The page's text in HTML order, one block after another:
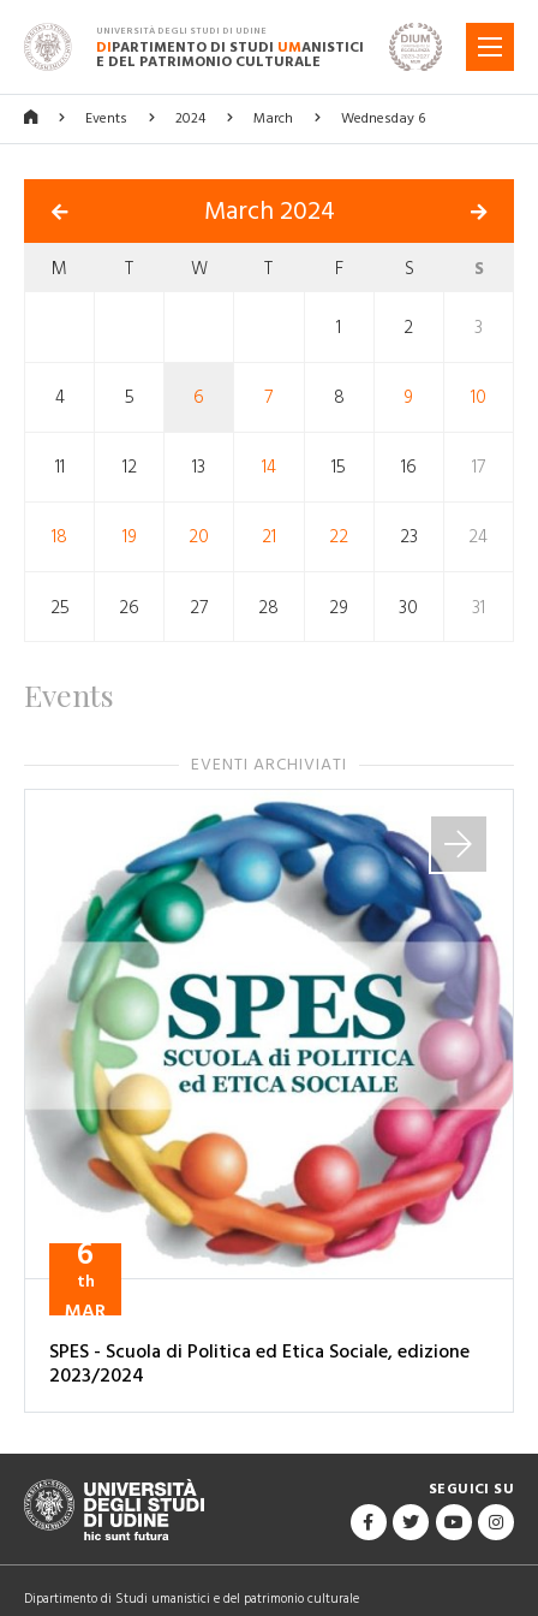
UNIVERSITÀ DEGLI STUDI DI UDINE
DIPARTIMENTO DI STUDI UMANISTICI
E DEL PATRIMONIO CULTURALE
MENU
Events 2024 March Wednesday 6
March 2024
M T W T F S S
1 2 3
4 5 6 7 8 9 10
11 12 13 14 15 16 17
18 19 20 21 22 23 24
25 26 27 28 29 30 31
Events
EVENTI ARCHIVIATI
6
th
MAR
SPES - Scuola di Politica ed Etica Sociale, edizione
2023/2024
SEGUICI SU
Dipartimento di Studi umanistici e del patrimonio culturale